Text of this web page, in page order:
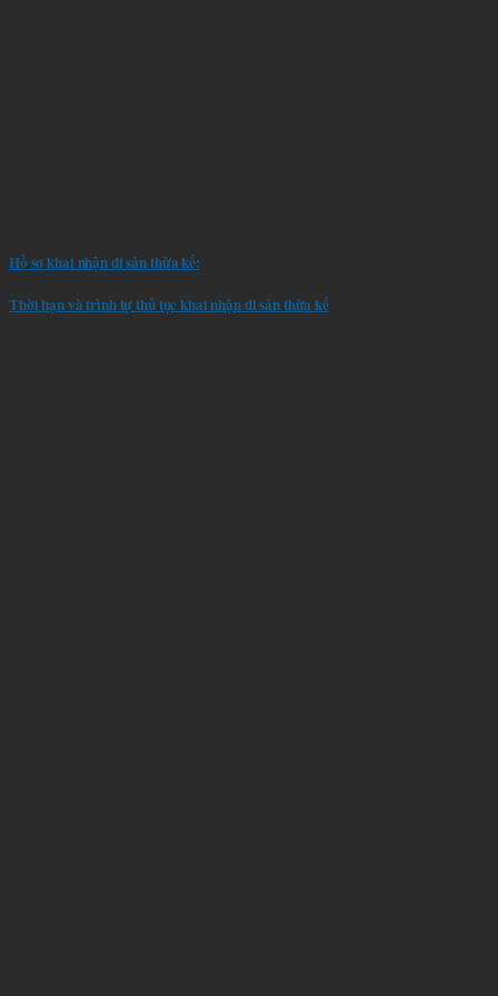
Hồ sơ khai nhận di sản thừa kế:
Thời hạn và trình tự thủ tục khai nhận di sản thừa kế